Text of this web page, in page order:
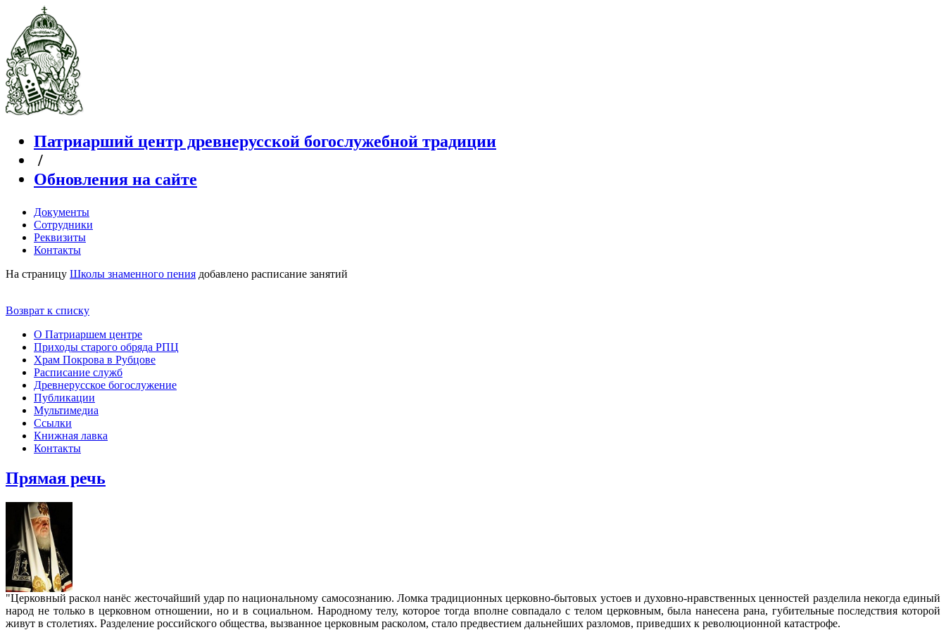
Патриарший центр древнерусской богослужебной традиции
/
Обновления на сайте
Документы
Сотрудники
Реквизиты
Контакты
На страницу Школы знаменного пения добавлено расписание занятий
Возврат к списку
О Патриаршем центре
Приходы старого обряда РПЦ
Храм Покрова в Рубцове
Расписание служб
Древнерусское богослужение
Публикации
Мультимедиа
Ссылки
Книжная лавка
Контакты
Прямая речь
"Церковный раскол нанёс жесточайший удар по национальному самосознанию. Ломка традиционных церковно-бытовых устоев и духовно-нравственных ценностей разделила некогда единый
народ не только в церковном отношении, но и в социальном. Народному телу, которое тогда вполне совпадало с телом церковным, была нанесена рана, губительные последствия которой
живут в столетиях. Разделение российского общества, вызванное церковным расколом, стало предвестием дальнейших разломов, приведших к революционной катастрофе.